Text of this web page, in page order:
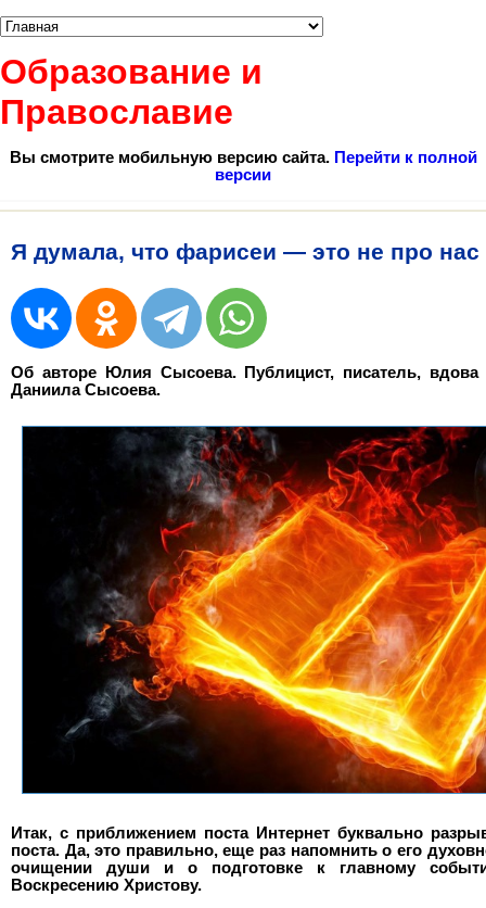
Образование и
Православие
Вы смотрите мобильную версию сайта. Перейти к полной
версии
Я думала, что фарисеи — это не про нас
Об авторе Юлия Сысоева. Публицист, писатель, вдова
Даниила Сысоева.
Итак, с приближением поста Интернет буквально
поста. Да, это правильно, еще раз напомнить о его
очищении души и о подготовке к главному
Воскресению Христову.